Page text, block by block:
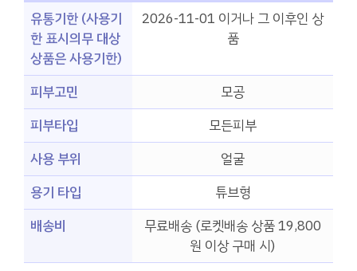
유통기한 (사용기
한 표시의무 대상
상품은 사용기한)
2026-11-01 이거나 그 이후인 상
품
피부고민
모공
피부타입
모든피부
사용 부위
얼굴
용기 타입
튜브형
배송비
무료배송 (로켓배송 상품 19,800
원 이상 구매 시)